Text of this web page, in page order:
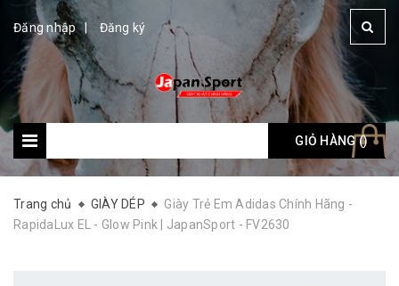
Đăng nhập Đăng ký
Giỏ hàng: ()
GIỎ HÀNG ()
Trang chủ GIÀY DÉP
Giày Trẻ Em Adidas Chính Hãng -
RapidaLux EL - Glow Pink | JapanSport - FV2630